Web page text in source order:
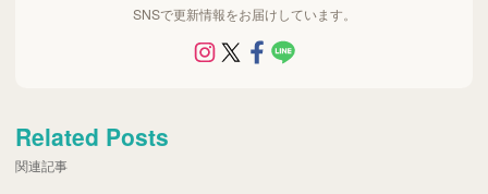
SNSで更新情報をお届けしています。
Related Posts
関連記事